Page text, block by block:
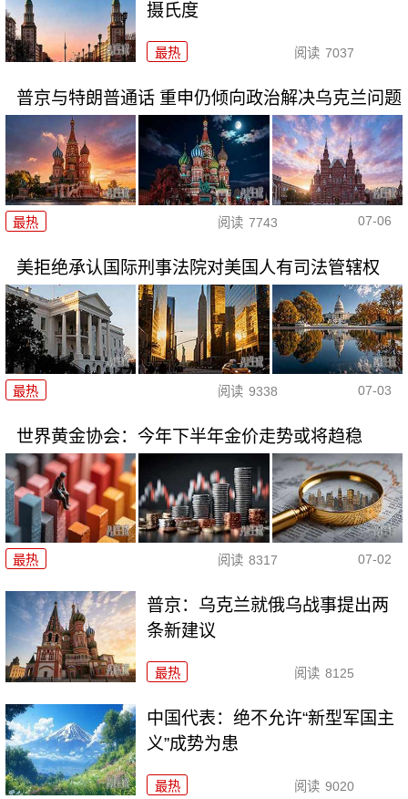
摄氏度
最热 阅读 7037
普京与特朗普通话 重申仍倾向政治解决乌克兰问题
最热 阅读 7743 07-06
美拒绝承认国际刑事法院对美国人有司法管辖权
最热 阅读 9338 07-03
世界黄金协会：今年下半年金价走势或将趋稳
最热 阅读 8317 07-02
普京：乌克兰就俄乌战事提出两
条新建议
最热 阅读 8125
中国代表：绝不允许“新型军国主
义”成势为患
最热 阅读 9020